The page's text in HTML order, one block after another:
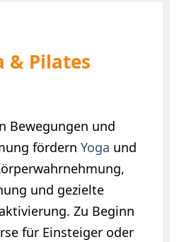
& Pilates
Bewegungen und
fördern Yoga und
und gezielte
Zu Beginn
für Einsteiger oder